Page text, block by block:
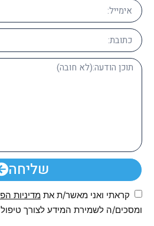
שליחה
קראתי ואני מאשר/ת את מדיניות
ומסכים/ה לשמירת המידע לצורך טיפול